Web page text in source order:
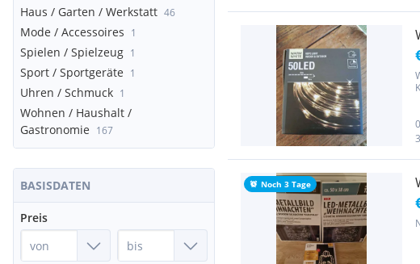
Haus / Garten / Werkstatt 46
Mode / Accessoires 1
Spielen / Spielzeug 1
Sport / Sportgeräte 1
Uhren / Schmuck 1
Wohnen / Haushalt /
Gastronomie 167
BASISDATEN
Preis
Noch 3 Tage